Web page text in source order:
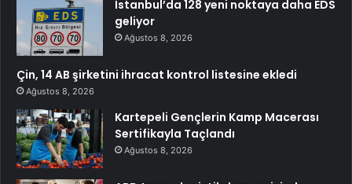
İstanbul’da 128 yeni noktaya daha EDS
geliyor
Ağustos 8, 2026
Çin, 14 AB şirketini ihracat kontrol listesine ekledi
Ağustos 8, 2026
Kartepeli Gençlerin Kamp Macerası
Sertifikayla Taçlandı
Ağustos 8, 2026